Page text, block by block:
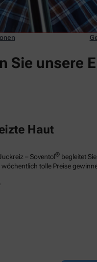
Sie unsere
Haut
– Soventol® begleitet
tolle Preise